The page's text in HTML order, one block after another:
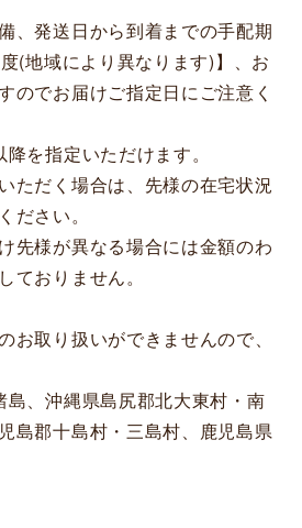
、発送日から到着までの手配期
(地域により異なります)】、お
のでお届けご指定日にご注意く
を指定いただけます。
ただく場合は、先様の在宅状況
ださい。
先様が異なる場合には金額のわ
ておりません。
お取り扱いができませんので、
、沖縄県島尻郡北大東村・南
島郡十島村・三島村、鹿児島県